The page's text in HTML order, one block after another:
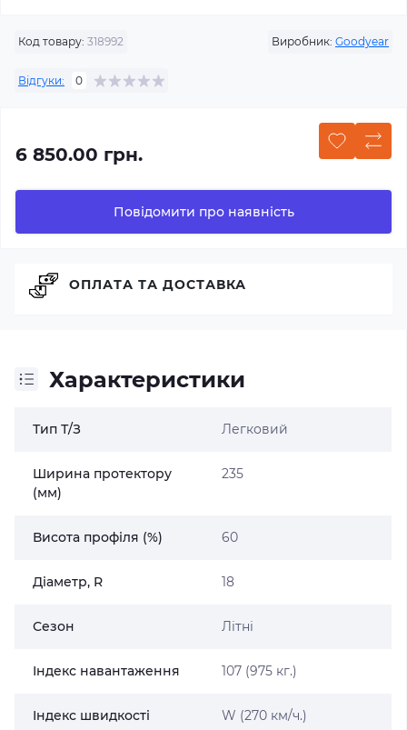
Код товару: 318992 Виробник: Goodyear
Відгуки: 0
6 850.00 грн.
Повідомити про наявність
Характеристики
Тип Т/З Легковий
Ширина протектору
(мм)
235
Висота профіля (%) 60
Діаметр, R 18
Сезон Літні
Індекс навантаження 107 (975 кг.)
Індекс швидкості W (270 км/ч.)
ОПЛАТА ТА ДОСТАВКА